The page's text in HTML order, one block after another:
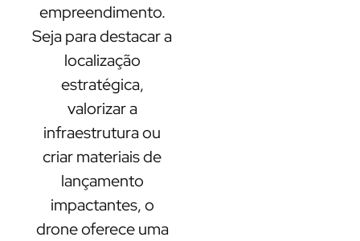
empreendimento.
Seja para destacar a
localização
estratégica,
valorizar a
infraestrutura ou
criar materiais de
lançamento
impactantes, o
drone oferece uma